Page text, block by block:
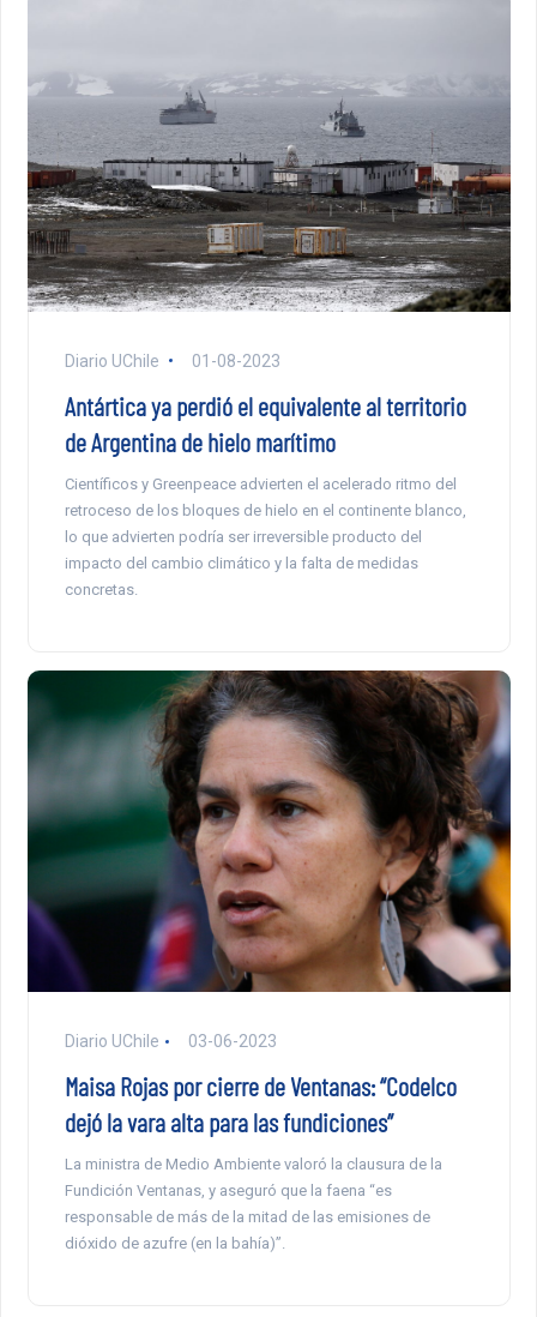
Diario UChile 01-08-2023
Antártica ya perdió el equivalente al territorio
de Argentina de hielo marítimo
Científicos y Greenpeace advierten el acelerado ritmo del
retroceso de los bloques de hielo en el continente blanco,
lo que advierten podría ser irreversible producto del
impacto del cambio climático y la falta de medidas
concretas.
Diario UChile 03-06-2023
Maisa Rojas por cierre de Ventanas: “Codelco
dejó la vara alta para las fundiciones”
La ministra de Medio Ambiente valoró la clausura de la
Fundición Ventanas, y aseguró que la faena “es
responsable de más de la mitad de las emisiones de
dióxido de azufre (en la bahía)”.